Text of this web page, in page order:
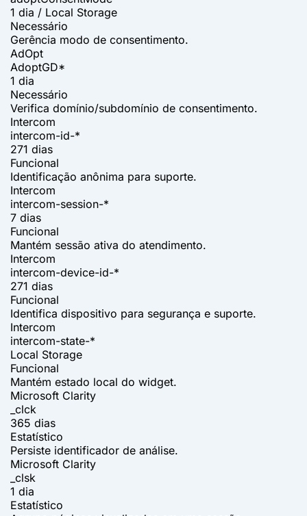
1 dia / Local Storage
Necessário
Gerência modo de consentimento.
AdOpt
AdoptGD*
1 dia
Necessário
Verifica domínio/subdomínio de consentimento.
Intercom
intercom-id-*
271 dias
Funcional
Identificação anônima para suporte.
Intercom
intercom-session-*
7 dias
Funcional
Mantém sessão ativa do atendimento.
Intercom
intercom-device-id-*
271 dias
Funcional
Identifica dispositivo para segurança e suporte.
Intercom
intercom-state-*
Local Storage
Funcional
Mantém estado local do widget.
Microsoft Clarity
_clck
365 dias
Estatístico
Persiste identificador de análise.
Microsoft Clarity
_clsk
1 dia
Estatístico